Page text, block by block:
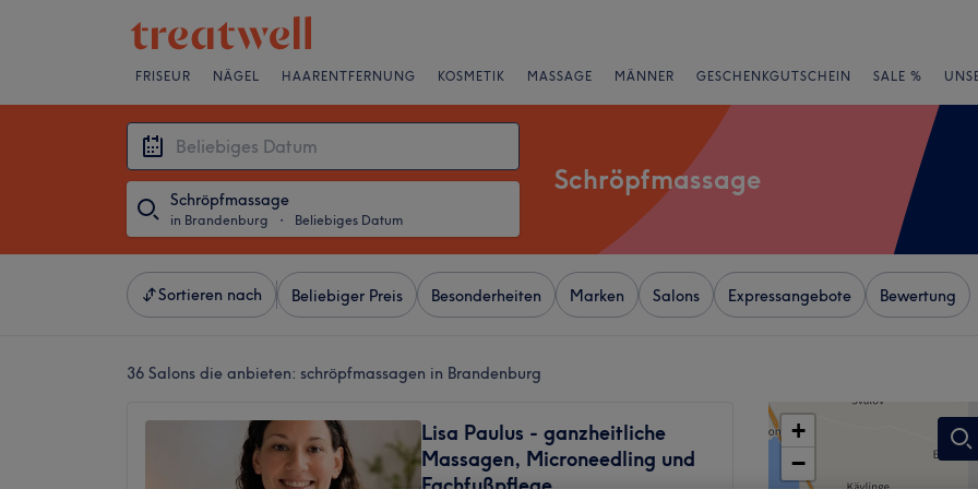
FRISEUR NÄGEL HAARENTFERNUNG KOSMETIK MASSAGE MÄNNER GESCHENKGUTSCHEIN SALE %
Schröpfmassage
in Brandenburg ・ Beliebiges Datum
Schröpfmassage
Sortieren nach Beliebiger Preis Besonderheiten Marken Salons Expressangebote Bewertung
36 Salons die anbieten: schröpfmassagen in Brandenburg
Lisa Paulus - ganzheitliche
Massagen, Microneedling und
+
−